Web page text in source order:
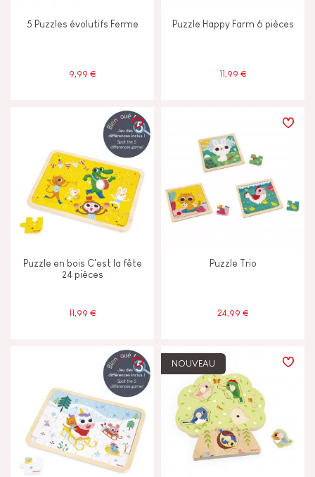
5 Puzzles évolutifs Ferme
9,99 €
Puzzle Happy Farm 6 pièces
11,99 €
Puzzle en bois C'est la fête
24 pièces
11,99 €
Puzzle Trio
24,99 €
NOUVEAU